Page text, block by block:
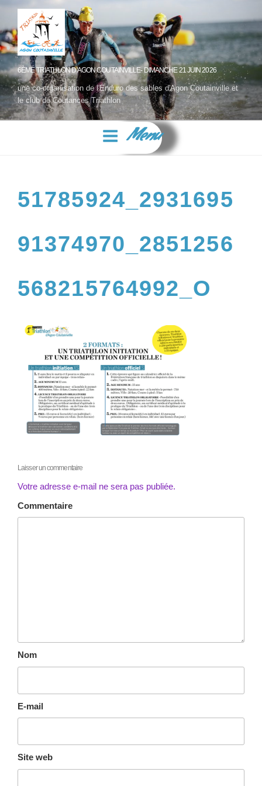
6ÈME TRIATHLON D'AGON COUTAINVILLE- DIMANCHE 21 JUIN 2026
une co-organisation de l'Enduro des sables d'Agon Coutainville et
le club de Coutances Triathlon
Menu
51785924_2931695
91374970_2851256
568215764992_O
Laisser un commentaire
Votre adresse e-mail ne sera pas publiée.
Commentaire
Nom
E-mail
Site web